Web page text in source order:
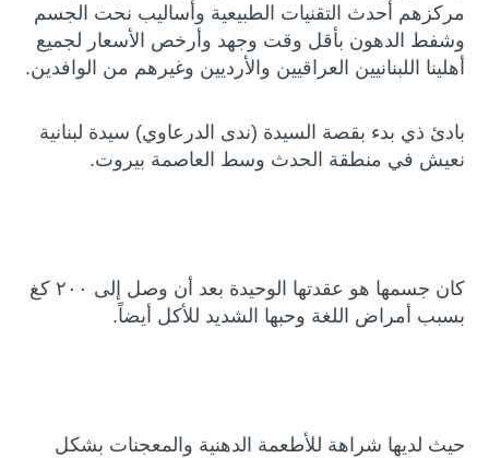
مركزهم أحدث التقنيات الطبيعية وأساليب نحت الجسم
وشفط الدهون بأقل وقت وجهد وأرخص الأسعار لجميع
أهلينا اللبنانيين العراقيين والأرديين وغيرهم من الوافدين.
بادئ ذي بدء بقصة السيدة (ندى الدرعاوي) سيدة لبنانية
نعيش في منطقة الحدث وسط العاصمة بيروت.
كان جسمها هو عقدتها الوحيدة بعد أن وصل إلى ٢٠٠ كغ
بسبب أمراض اللغة وحبها الشديد للأكل أيضاً.
حيث لديها شراهة للأطعمة الدهنية والمعجنات بشكل